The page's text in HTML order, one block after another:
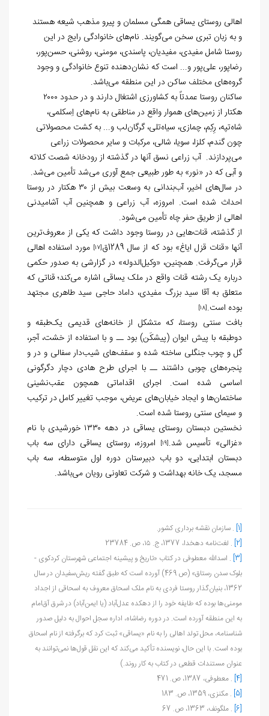
اهالی روستای یساقی همگی مسلمان و پیرو مذهب شیعه هستند
و به زبان تبری سخن می‌گویند. نام‌های خانوادگی رایج در این
روستا شامل مفیدی، مفیدیان، پاسندی، مومنی، روشنی، حسن‌پور،
رضاپور، علی‌پور و... است که نشان‌دهنده تنوع خانوادگی و وجود
گروه‌های مختلف ساکن در این منطقه می‌باشد.
ساکنان روستا عمدتاً به کشاورزی اشتغال دارند و در حدود ۲۰۰۰
هکتار از زمین‌های هموار واقع در مناطقی به نام‌های اِسکلمی،
شاه‌تپه، رِکِم، چمازی، سیاه‌تلی، گرگان‌لب و... به کشت محصولاتی
چون گندم، کلزا، سویا، شالی، مرکبات و سایر محصولات زراعی
می‌پردازند. آب زراعی نسق آنها در گذشته از رودخانه شصت کلاته
و آبی که در «نور» به طور طبیعی جمع آوری می‌شد تأمین می‌شد.
در سال‌های اخیر، آب‌بندانی به وسعت بیش از ۳۰ هکتار در روستا
احداث شده است. امروزه، آب زراعی و همچنین آب آشامیدنی
اهالی از طریق حفر چاه تأمین می‌شود.
از گذشته، قنات‌هایی در روستا وجود داشت که یکی از معروف‌ترین
آنها «قنات قزل ایاغ» بود که از سال 1289ق
[17]
مورد استفاده اهالی
قرار می‌گرفت. همچنین، «وکیل‌الدوله» در گزارشی به صدور حکمی
درباره یک رشته قنات واقع در ملک یساقی اشاره می‌کند؛ قناتی که
متعلق به آقا سید بزرگ مفیدی، داماد حاجی سید طاهری مجتهد
بوده است.[18]
بافت سنتی روستا، که متشکل از خانه‌های قدیمی یک‌طبقه و
دو‌طبقه با پیش‌ ایوان (پیشکَن) بود ــ و با استفاده از خشت، آجر،
گل و چوب جنگلی ساخته شده و سقف‌های شیب‌دار سفالی و در و
پنجره‌های چوبی داشتند ــ با اجرای طرح هادی دچار دگرگونی
اساسی شده است. اجرای اقداماتی همچون عقب‌نشینی
ساختمان‌ها و ایجاد خیابان‌های عریض، موجب تغییر کامل در ترکیب
و سیمای سنتی روستا شده است.
نخستین دبستان روستای یساقی در دهه ۱۳۳۰ خورشیدی با نام
«غزالی» تأسیس شد.[19]
امروزه، روستای یساقی دارای سه باب
دبستان ابتدایی، دو باب دبیرستان دوره اول متوسطه، سه باب
مسجد، یک خانه بهداشت و شرکت تعاونی رویان می‌باشد.
[1] . سازمان نقشه برداری کشور.
[2] . لغت‌نامه دهخدا، 1377، ج. ۱۵، ص. 23784
[3] . اسدالله معطوفی در کتاب «تاریخ و پیشینه اجتماعی شهرستان کردکوی -
بلوک سدن رستاق» (ص 469) آورده است که طبق گفته ریش‌سفیدان در سال
1362، بنیان‌گذار روستا فردی به نام ملک اسحاق معروف به اسحاقی از اجداد
مومنی‌ها بوده که طایفه خود را از دهکده عدل‌آباد (یا ایمن‌آباد) در شرق آق‌امام
به این منطقه آورده است. در دوره رضاشاه، اداره سجل احوال به دلیل صدور
شناسنامه، محل تولد اهالی را به نام «یساقی» ثبت کرد که برگرفته از نام اسحاق
بوده است. با این حال، نویسنده تأکید می‌کند که این نقل قول‌ها نمی‌توانند به
عنوان مستندات قطعی در کتاب به کار روند.)
[4] . معطوفی، 1387، ص. 471
[5] . مکنزی، 1359، ص. 183
[6] . ملگونف، 1363، ص. 67